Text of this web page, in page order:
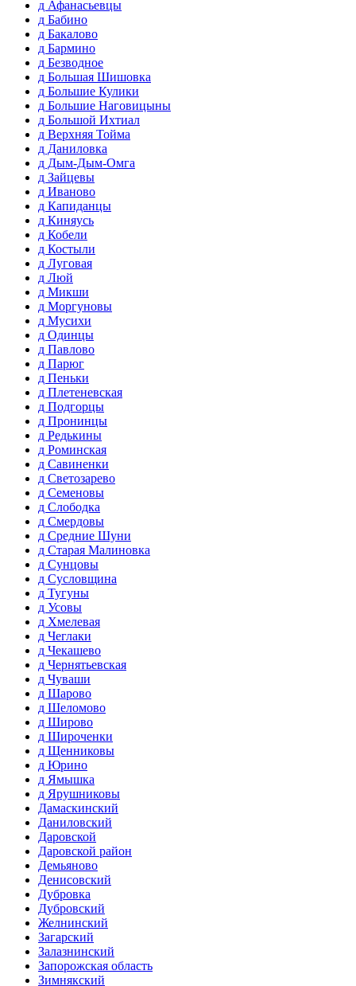
д Афанасьевцы
д Бабино
д Бакалово
д Бармино
д Безводное
д Большая Шишовка
д Большие Кулики
д Большие Наговицыны
д Большой Ихтиал
д Верхняя Тойма
д Даниловка
д Дым-Дым-Омга
д Зайцевы
д Иваново
д Капиданцы
д Киняусь
д Кобели
д Костыли
д Луговая
д Люй
д Микши
д Моргуновы
д Мусихи
д Одинцы
д Павлово
д Парюг
д Пеньки
д Плетеневская
д Подгорцы
д Пронинцы
д Редькины
д Роминская
д Савиненки
д Светозарево
д Семеновы
д Слободка
д Смердовы
д Средние Шуни
д Старая Малиновка
д Сунцовы
д Сусловщина
д Тугуны
д Усовы
д Хмелевая
д Чеглаки
д Чекашево
д Чернятьевская
д Чуваши
д Шарово
д Шеломово
д Широво
д Широченки
д Щенниковы
д Юрино
д Ямышка
д Ярушниковы
Дамаскинский
Даниловский
Даровской
Даровской район
Демьяново
Денисовский
Дубровка
Дубровский
Желнинский
Загарский
Залазнинский
Запорожская область
Зимнякский